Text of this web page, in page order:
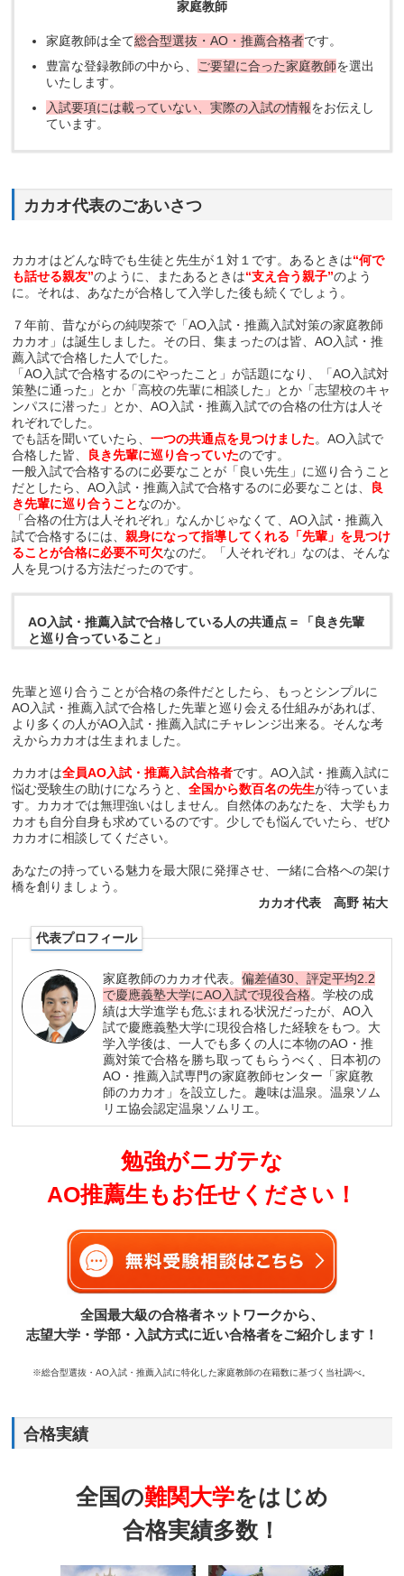
家庭教師
家庭教師は全て総合型選抜・AO・推薦合格者です。
豊富な登録教師の中から、 ご要望に合った家庭教師を選出
いたします。
入試要項には載っていない、実際の入試の情報をお伝えし
ています。
カカオ代表のごあいさつ
カカオはどんな時でも生徒と先生が１対１です。あるときは“何で
も話せる親友”のように、またあるときは“支え合う親子”のよう
に。それは、あなたが合格して入学した後も続くでしょう。
７年前、昔ながらの純喫茶で「AO入試・推薦入試対策の家庭教師
カカオ」は誕生しました。その日、集まったのは皆、AO入試・推
薦入試で合格した人でした。
「AO入試で合格するのにやったこと」が話題になり、「AO入試対
策塾に通った」とか「高校の先輩に相談した」とか「志望校のキャ
ンパスに潜った」とか、AO入試・推薦入試での合格の仕方は人そ
れぞれでした。
でも話を聞いていたら、一つの共通点を見つけました。AO入試で
合格した皆、 良き先輩に巡り合っていたのです。
一般入試で合格するのに必要なことが「良い先生」に巡り合うこと
だとしたら、AO入試・推薦入試で合格するのに必要なことは、 良
き先輩に巡り合うことなのか。
「合格の仕方は人それぞれ」なんかじゃなくて、AO入試・推薦入
試で合格するには、親身になって指導してくれる「先輩」を見つけ
ることが合格に必要不可欠なのだ。「人それぞれ」なのは、そんな
人を見つける方法だったのです。
AO入試・推薦入試で合格している人の共通点 = 「良き先輩
と巡り合っていること」
先輩と巡り合うことが合格の条件だとしたら、もっとシンプルに
AO入試・推薦入試で合格した先輩と巡り会える仕組みがあれば、
より多くの人がAO入試・推薦入試にチャレンジ出来る。そんな考
えからカカオは生まれました。
カカオは全員AO入試・推薦入試合格者です。AO入試・推薦入試に
悩む受験生の助けになろうと、全国から数百名の先生が待っていま
す。カカオでは無理強いはしません。自然体のあなたを、大学もカ
カオも自分自身も求めているのです。少しでも悩んでいたら、ぜひ
カカオに相談してください。
あなたの持っている魅力を最大限に発揮させ、一緒に合格への架け
橋を創りましょう。
カカオ代表 高野 祐大
代表プロフィール
家庭教師のカカオ代表。偏差値30、評定平均2.2
で慶應義塾大学にAO入試で現役合格。学校の成
績は大学進学も危ぶまれる状況だったが、AO入
試で慶應義塾大学に現役合格した経験をもつ。大
学入学後は、一人でも多くの人に本物のAO・推
薦対策で合格を勝ち取ってもらうべく、日本初の
AO・推薦入試専門の家庭教師センター「家庭教
師のカカオ」を設立した。趣味は温泉。温泉ソム
リエ協会認定温泉ソムリエ。
勉強がニガテな
AO推薦生もお任せください！
全国最大級の合格者ネットワークから、
志望大学・学部・入試方式に近い合格者をご紹介します！
※総合型選抜・AO入試・推薦入試に特化した家庭教師の在籍数に基づく当社調べ。
合格実績
全国の難関大学をはじめ
合格実績多数！